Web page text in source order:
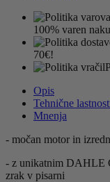
100% varen
70€!
Opis
Tehnične
Mnenja
- močan motor in
- z unikatnim DAHLE
zrak v pisarni